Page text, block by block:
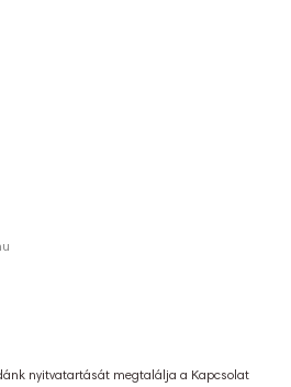
nyitvatartását megtalálja a Kapcsolat